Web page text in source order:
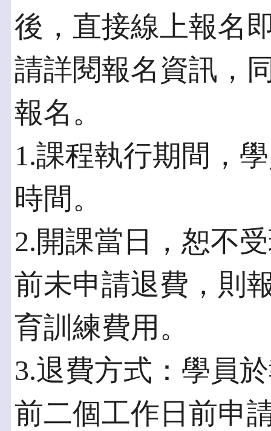
後，直接線上報名
請詳閱報名資訊，
報名。
1.課程執行期間，
時間。
2.開課當日，恕不
前未申請退費，則
育訓練費用。
3.退費方式：學員
前二個工作日前申